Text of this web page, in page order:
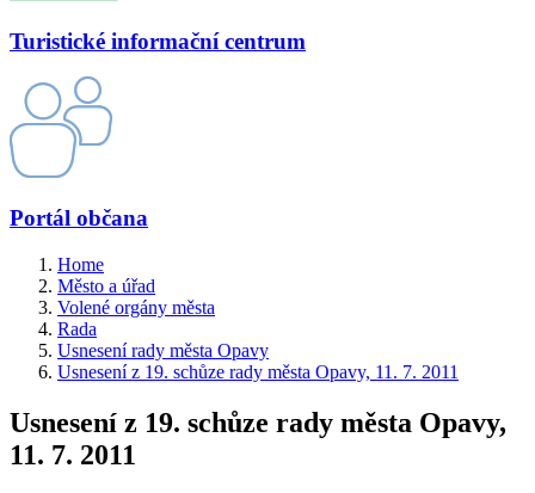
Turistické informační centrum
Portál občana
Home
Město a úřad
Volené orgány města
Rada
Usnesení rady města Opavy
Usnesení z 19. schůze rady města Opavy, 11. 7. 2011
Usnesení z 19. schůze rady města Opavy,
11. 7. 2011